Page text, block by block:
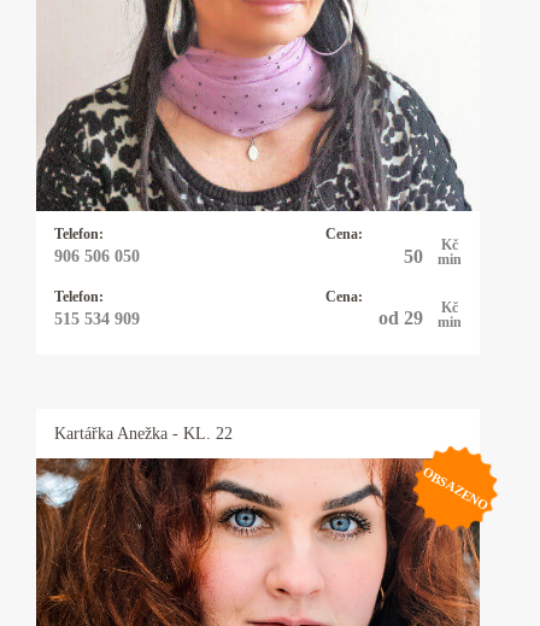
Telefon:
906 506 050
Cena:
50
Kč
min
Telefon:
515 534 909
Cena:
od 29
Kč
min
Mariášové a Andělské karty. Budu váš dobrý
anděl. Ráda vám zodpovím přesně jakoukoliv
otázku, přítomnost i budoucnost. Mám
napojení na andělské energie. Jejich moudrost,
láska a síla mi pomáhají pomáhat ostatním
lidem. Všichni máme právo na lásku, štěstí a
důstojný, plnohodnotný život.
Kartářka Anežka - KL. 22
OBSAZENO